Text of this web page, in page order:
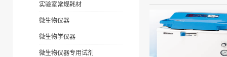
实验室常规耗材
微生物仪器
微生物学仪器
微生物仪器专用试剂